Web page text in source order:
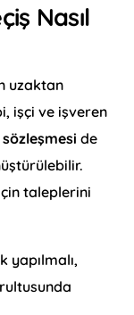
Nasıl
uzaktan
işçi ve işveren
sözleşmesi de
taleplerini
yapılmalı,